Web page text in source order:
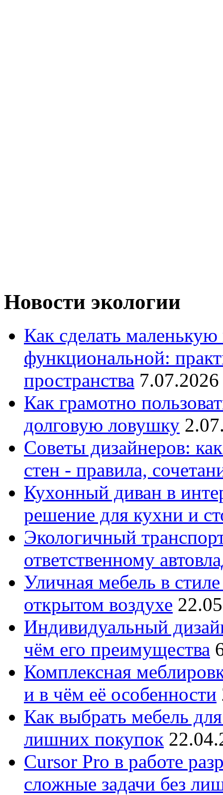
Новости экологии
Как сделать
функциональной:
пространства
Как грамотно
долговую ловушку
Советы дизайнеров:
стен - правила,
Кухонный диван в
решение для кухни и
Экологичный
ответственному
Уличная мебель в
открытом воздухе
Индивидуальный
чём его преимущества
Комплексная
и в чём её особенности
Как выбрать мебель
лишних покупок
Cursor Pro в работе
сложные задачи без